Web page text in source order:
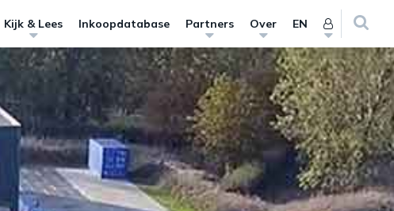
Kijk & Lees Inkoopdatabase Partners Over EN